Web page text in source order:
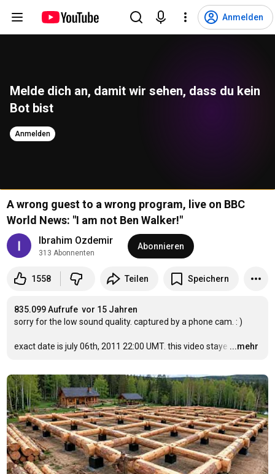
Anmelden
Melde dich an, damit wir sehen, dass du kein
Bot bist
Anmelden
A wrong guest to a wrong program, live on BBC
World News: "I am not Ben Walker!"
Ibrahim Ozdemir
313 Abonnenten
Abonnieren
1558 Teilen Speichern
835.099 Aufrufe vor 15 Jahren
sorry for the low sound quality. captured by a phone cam. : )
exact date is july 06th, 2011 22:00 UMT. this video staye …
...mehr